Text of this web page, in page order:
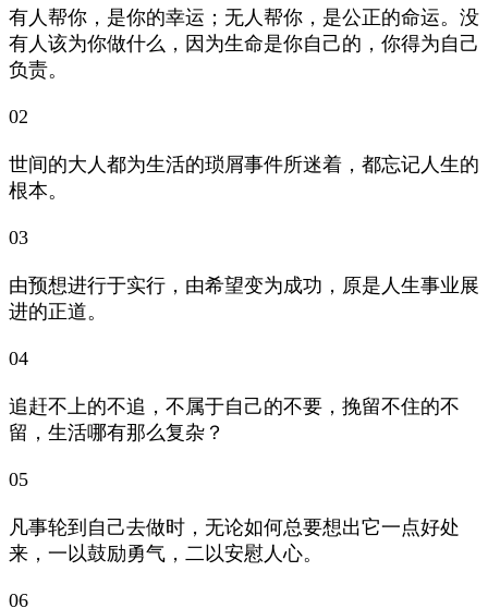
有人帮你，是你的幸运；无人帮你，是公正的命运。没
有人该为你做什么，因为生命是你自己的，你得为自己
负责。
02
世间的大人都为生活的琐屑事件所迷着，都忘记人生的
根本。
03
由预想进行于实行，由希望变为成功，原是人生事业展
进的正道。
04
追赶不上的不追，不属于自己的不要，挽留不住的不
留，生活哪有那么复杂？
05
凡事轮到自己去做时，无论如何总要想出它一点好处
来，一以鼓励勇气，二以安慰人心。
06